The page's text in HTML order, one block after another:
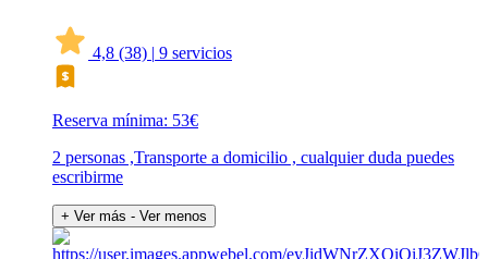
4,8 (38) | 9 servicios
Reserva mínima: 53€
2 personas ,Transporte a domicilio , cualquier duda puedes
escribirme
+ Ver más - Ver menos